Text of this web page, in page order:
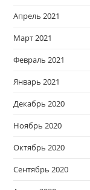
Апрель 2021
Март 2021
Февраль 2021
Январь 2021
Декабрь 2020
Ноябрь 2020
Октябрь 2020
Сентябрь 2020